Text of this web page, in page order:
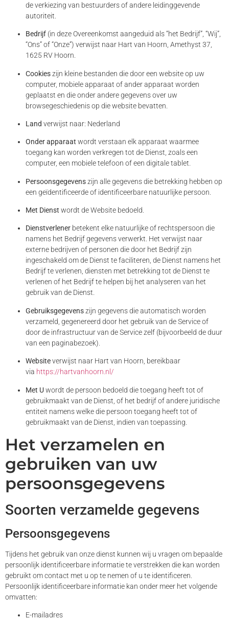
de verkiezing van bestuurders of andere leidinggevende
autoriteit.
Bedrijf (in deze Overeenkomst aangeduid als “het Bedrijf”, “Wij”,
“Ons” of “Onze”) verwijst naar Hart van Hoorn, Amethyst 37,
1625 RV Hoorn.
Cookieszijn kleine bestanden die door een website op uw
computer, mobiele apparaat of ander apparaat worden
geplaatst en die onder andere gegevens over uw
browsegeschiedenis op die website bevatten.
Land verwijst naar: Nederland
Onder apparaat wordt verstaan ​​elk apparaat waarmee
toegang kan worden verkregen tot de Dienst, zoals een
computer, een mobiele telefoon of een digitale tablet.
Persoonsgegevenszijn alle gegevens die betrekking hebben op
een geïdentificeerde of identificeerbare natuurlijke persoon.
Met Dienst wordt de Website bedoeld.
Dienstverlener betekent elke natuurlijke of rechtspersoon die
namens het Bedrijf gegevens verwerkt. Het verwijst naar
externe bedrijven of personen die door het Bedrijf zijn
ingeschakeld om de Dienst te faciliteren, de Dienst namens het
Bedrijf te verlenen, diensten met betrekking tot de Dienst te
verlenen of het Bedrijf te helpen bij het analyseren van het
gebruik van de Dienst.
Gebruiksgegevenszijn gegevens die automatisch worden
verzameld, gegenereerd door het gebruik van de Service of
door de infrastructuur van de Service zelf (bijvoorbeeld de duur
van een paginabezoek).
Websiteverwijst naar Hart van Hoorn, bereikbaar
via https://hartvanhoorn.nl/
Met Uwordt de persoon bedoeld die toegang heeft tot of
gebruikmaakt van de Dienst, of het bedrijf of andere juridische
entiteit namens welke die persoon toegang heeft tot of
gebruikmaakt van de Dienst, indien van toepassing.
Het verzamelen en
gebruiken van uw
persoonsgegevens
Soorten verzamelde gegevens
Persoonsgegevens
Tijdens het gebruik van onze dienst kunnen wij u vragen om bepaalde
persoonlijk identificeerbare informatie te verstrekken die kan worden
gebruikt om contact met u op te nemen of u te identificeren.
Persoonlijk identificeerbare informatie kan onder meer het volgende
omvatten:
E-mailadres